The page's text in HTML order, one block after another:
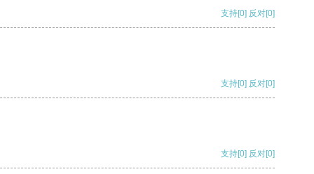
支持[0] 反对[0]
支持[0] 反对[0]
支持[0] 反对[0]